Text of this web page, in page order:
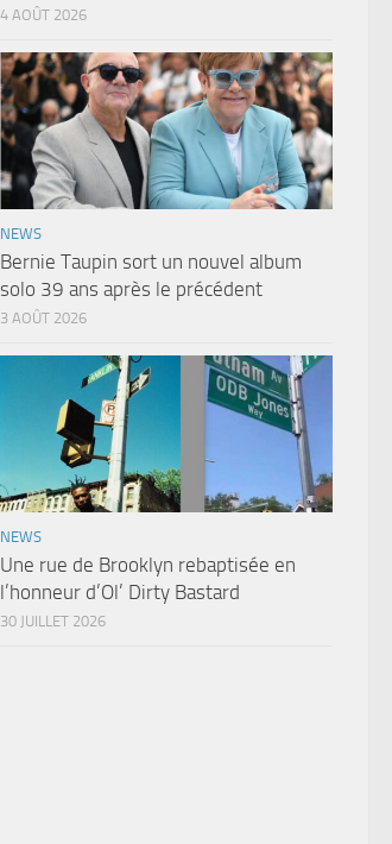
4 AOÛT 2026
NEWS
Bernie Taupin sort un nouvel album
solo 39 ans après le précédent
3 AOÛT 2026
NEWS
Une rue de Brooklyn rebaptisée en
l’honneur d’Ol’ Dirty Bastard
30 JUILLET 2026